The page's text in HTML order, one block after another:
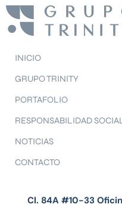
INICIO
GRUPO TRINITY
PORTAFOLIO
RESPONSABILIDAD
NOTICIAS
CONTACTO
Cl. 84A #10-33